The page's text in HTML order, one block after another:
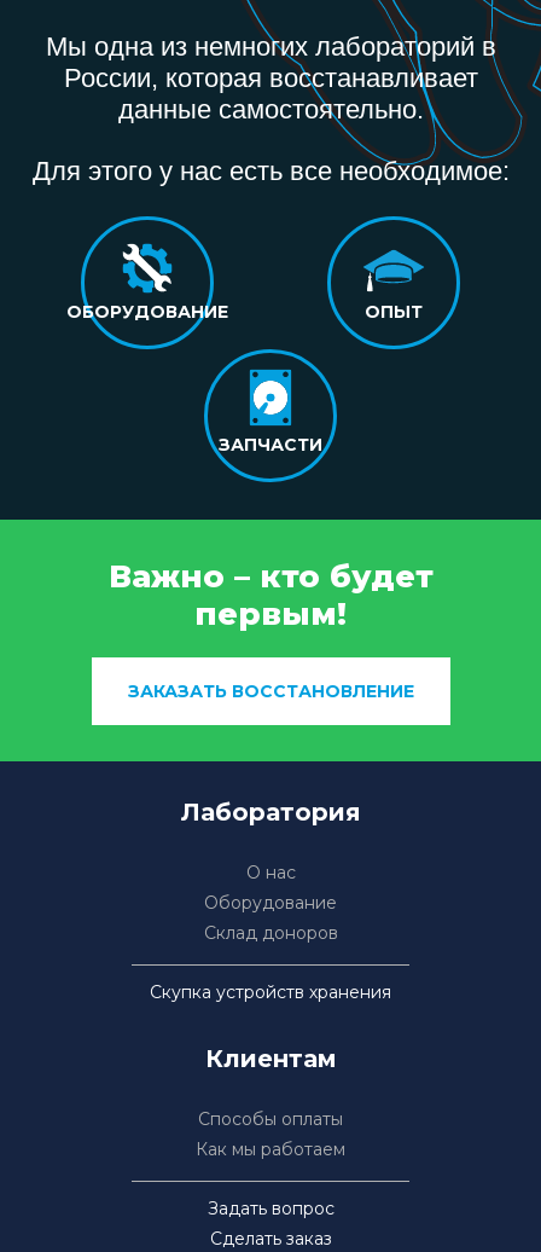
Мы одна из немногих лабораторий в
России, которая восстанавливает
данные самостоятельно.
Для этого у нас есть все необходимое:
ОБОРУДОВАНИЕ ОПЫТ
ЗАПЧАСТИ
Важно – кто будет
первым!
ЗАКАЗАТЬ ВОССТАНОВЛЕНИЕ
Лаборатория
О нас
Оборудование
Склад доноров
Скупка устройств хранения
Клиентам
Способы оплаты
Как мы работаем
Задать вопрос
Сделать заказ